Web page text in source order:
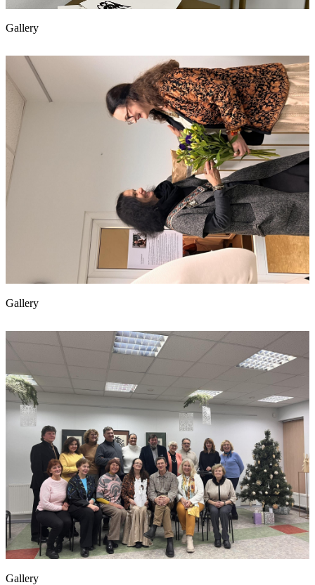
Gallery
Gallery
Gallery